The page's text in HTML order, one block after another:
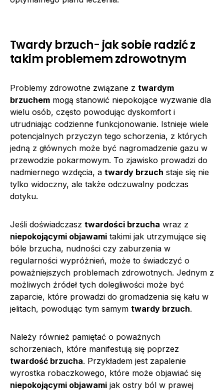
Twardy brzuch- jak sobie radzić z
takim problemem zdrowotnym
Problemy zdrowotne związane z twardym
brzuchem mogą stanowić niepokojące wyzwanie dla
wielu osób, często powodując dyskomfort i
utrudniając codzienne funkcjonowanie. Istnieje wiele
potencjalnych przyczyn tego schorzenia, z których
jedną z głównych może być nagromadzenie gazu w
przewodzie pokarmowym. To zjawisko prowadzi do
nadmiernego wzdęcia, a twardy brzuch staje się nie
tylko widoczny, ale także odczuwalny podczas
dotyku.
Jeśli doświadczasz twardości brzucha wraz z
niepokojącymi objawami takimi jak utrzymujące się
bóle brzucha, nudności czy zaburzenia w
regularności wypróżnień, może to świadczyć o
poważniejszych problemach zdrowotnych. Jednym z
możliwych źródeł tych dolegliwości może być
zaparcie, które prowadzi do gromadzenia się kału w
jelitach, powodując tym samym twardy brzuch.
Należy również pamiętać o poważnych
schorzeniach, które manifestują się poprzez
twardość brzucha. Przykładem jest zapalenie
wyrostka robaczkowego, które może objawiać się
niepokojącymi objawami jak ostry ból w prawej